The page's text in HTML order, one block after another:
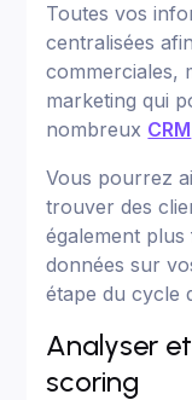
Toutes vos
centralisées
commerciales,
marketing qui
nombreux CRM
Vous pourrez
trouver des
également
données sur
étape du cycle
Analyser
scoring